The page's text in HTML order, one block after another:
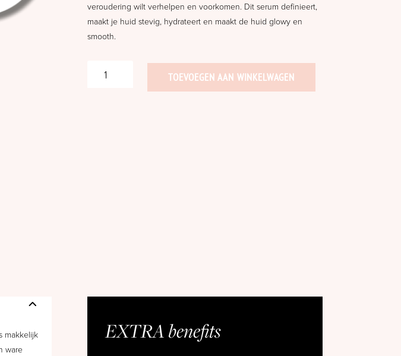
veroudering wilt verhelpen en voorkomen. Dit serum definieert,
maakt je huid stevig, hydrateert en maakt de huid glowy en
smooth.
TOEVOEGEN AAN WINKELWAGEN
makkelijk
ware
EXTRAbenefits